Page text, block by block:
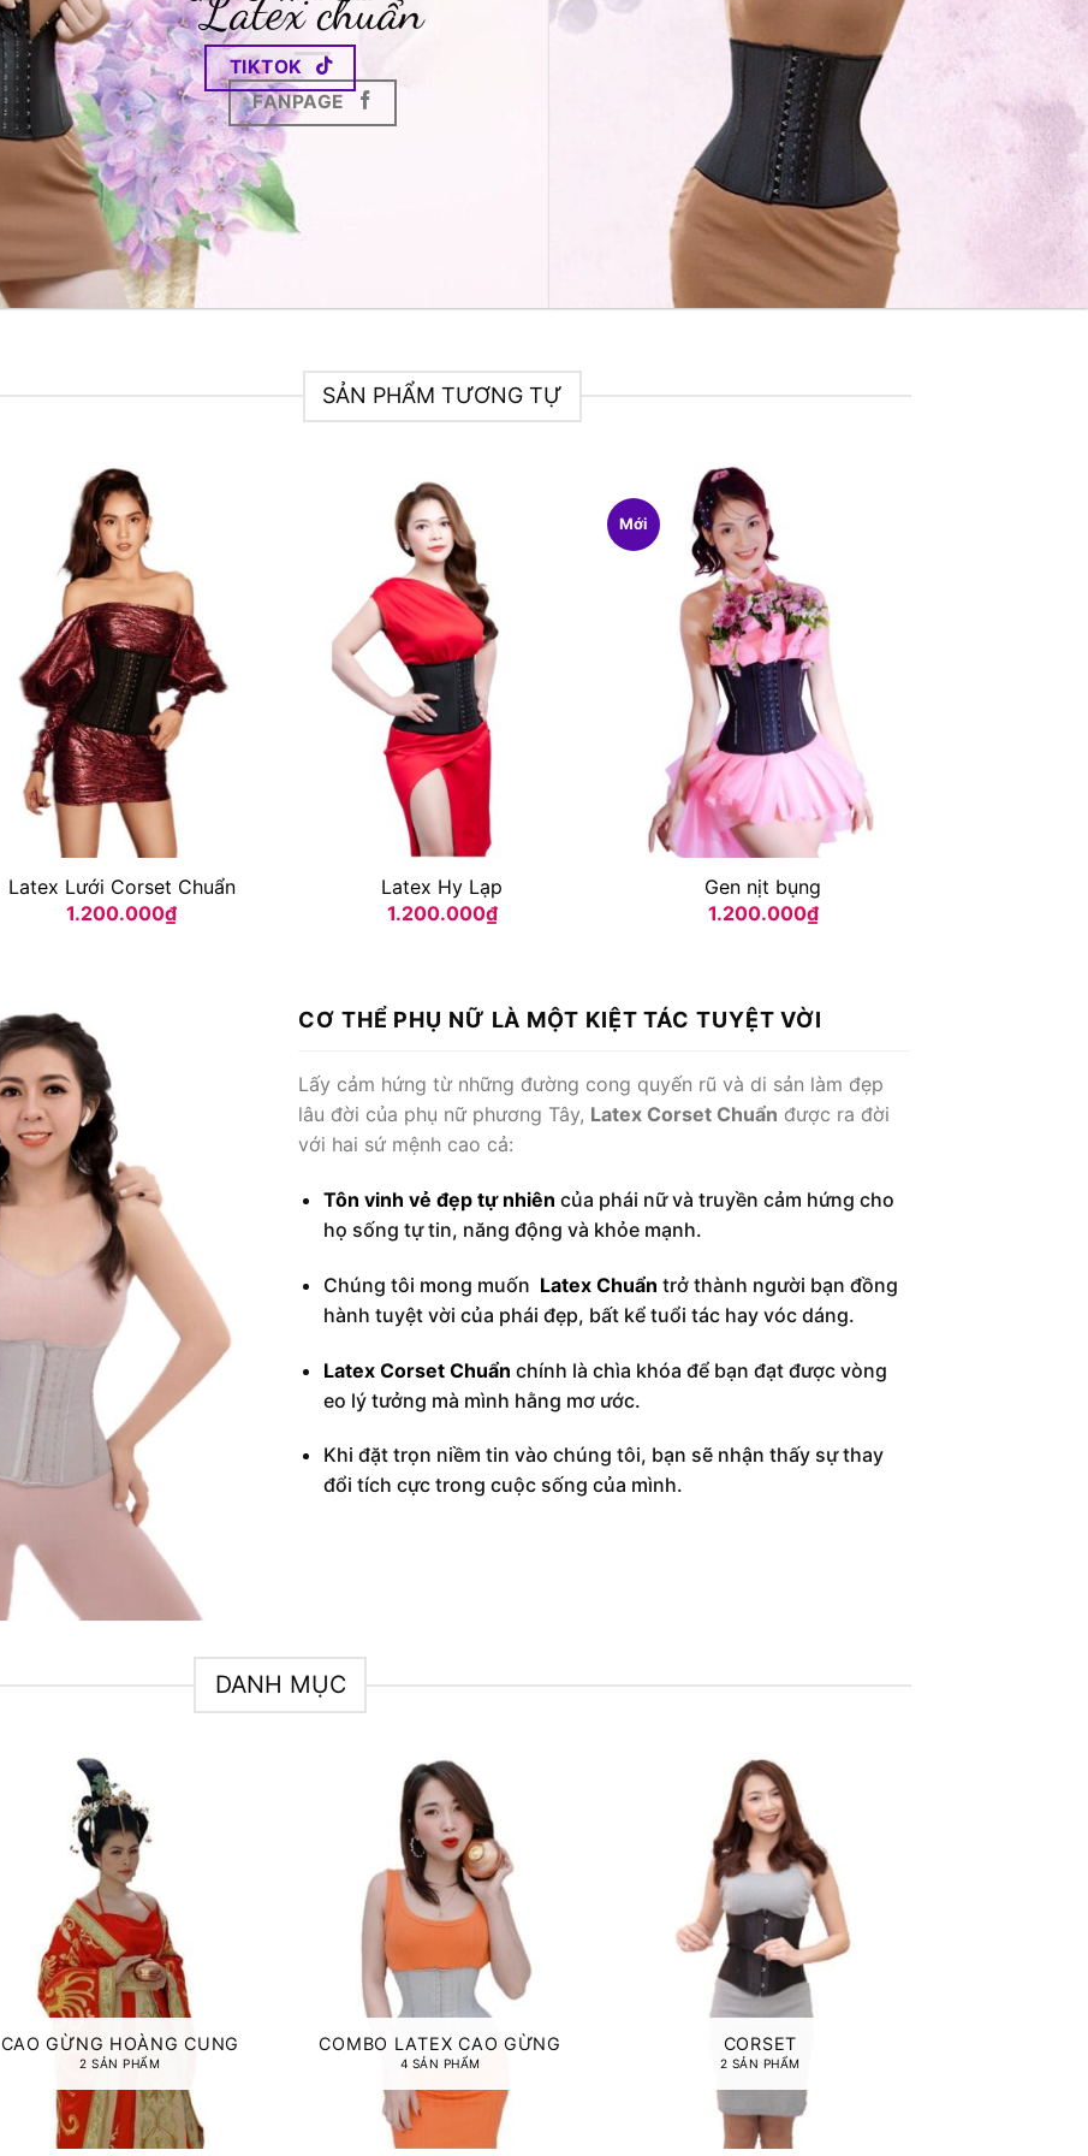
Latex chuẩn
FANPAGE
TIKTOK
SẢN PHẨM TƯƠNG TỰ
Latex Lưới Corset Chuẩn
1.200.000₫
Latex Hy Lạp
1.200.000₫
Mới
Gen nịt bụng
1.200.000₫
CƠ THỂ PHỤ NỮ LÀ MỘT KIỆT TÁC TUYỆT VỜI
Lấy cảm hứng từ những đường cong quyến rũ và di sản làm đẹp
lâu đời của phụ nữ phương Tây, Latex Corset Chuẩn được ra đời
với hai sứ mệnh cao cả:
Tôn vinh vẻ đẹp tự nhiên của phái nữ và truyền cảm hứng cho
họ sống tự tin, năng động và khỏe mạnh.
Chúng tôi mong muốn Latex Chuẩn trở thành người bạn đồng
hành tuyệt vời của phái đẹp, bất kể tuổi tác hay vóc dáng.
Latex Corset Chuẩn chính là chìa khóa để bạn đạt được vòng
eo lý tưởng mà mình hằng mơ ước.
Khi đặt trọn niềm tin vào chúng tôi, bạn sẽ nhận thấy sự thay
đổi tích cực trong cuộc sống của mình.
DANH MỤC
CAO GỪNG HOÀNG CUNG
2 SẢN PHẨM
COMBO LATEX CAO GỪNG
4 SẢN PHẨM
CORSET
2 SẢN PHẨM